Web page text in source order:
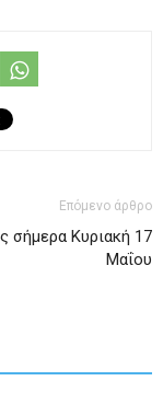
Επόμενο άρθρο
σήμερα Κυριακή 17
Μαΐου